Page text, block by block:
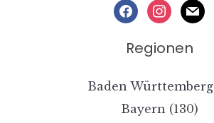
facebookinstagram
mail
Regionen
Baden Württemberg
Bayern (130)